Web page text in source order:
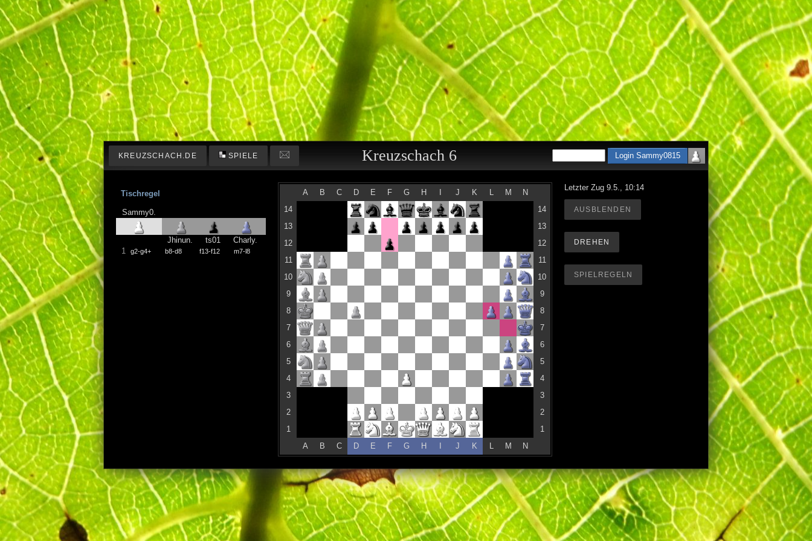
KREUZSCHACH.DE SPIELE Kreuzschach 6
Tischregel
Sammy0.
Jhinun. ts01
Charly.
1
g2-g4+ b8-d8 f13-f12 m7-l8
A B C D E F G H J K M
N
14
14
13
13
12
12
11
11
10
10
9
9
8
8
7
7
6
6
5
5
4
4
3
3
2
2
1
1
A
B C D E F G H J K M N
Letzter Zug 9.5., 10:14
AUSBLENDEN
DREHEN
SPIELREGELN